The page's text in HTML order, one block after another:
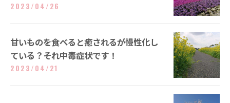
2023/04/26
甘いものを食べると癒されるが慢性化し
ている？それ中毒症状です！
2023/04/21